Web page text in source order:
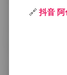
昔。光线从左
边，同时也在
理让整组作品
拍摄现场的氛
光，而阿色则
的秋千上，脚
🔗 抖音 阿